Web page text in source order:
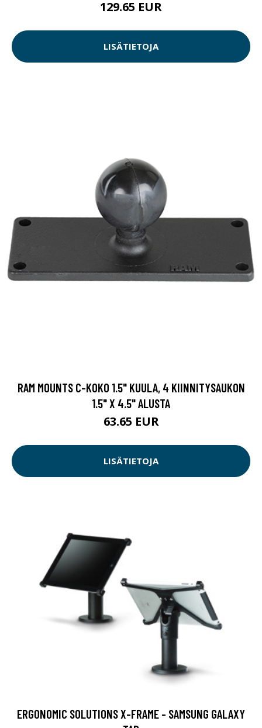
129.65 EUR
LISÄTIETOJA
RAM MOUNTS C-KOKO 1.5" KUULA, 4 KIINNITYSAUKON
1.5" X 4.5" ALUSTA
63.65 EUR
LISÄTIETOJA
ERGONOMIC SOLUTIONS X-FRAME - SAMSUNG GALAXY